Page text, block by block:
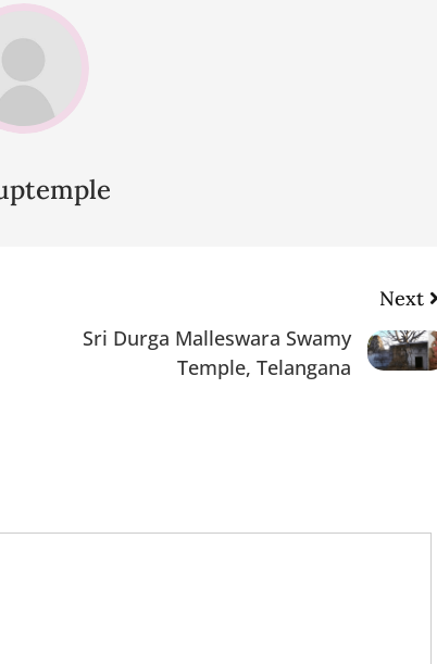
Next
Sri Durga Malleswara Swamy
Temple, Telangana